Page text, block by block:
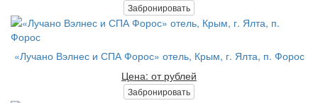
Забронировать
«Лучано Вэлнес и СПА Форос» отель, Крым, г. Ялта, п. Форос
Цена: от рублей
Забронировать